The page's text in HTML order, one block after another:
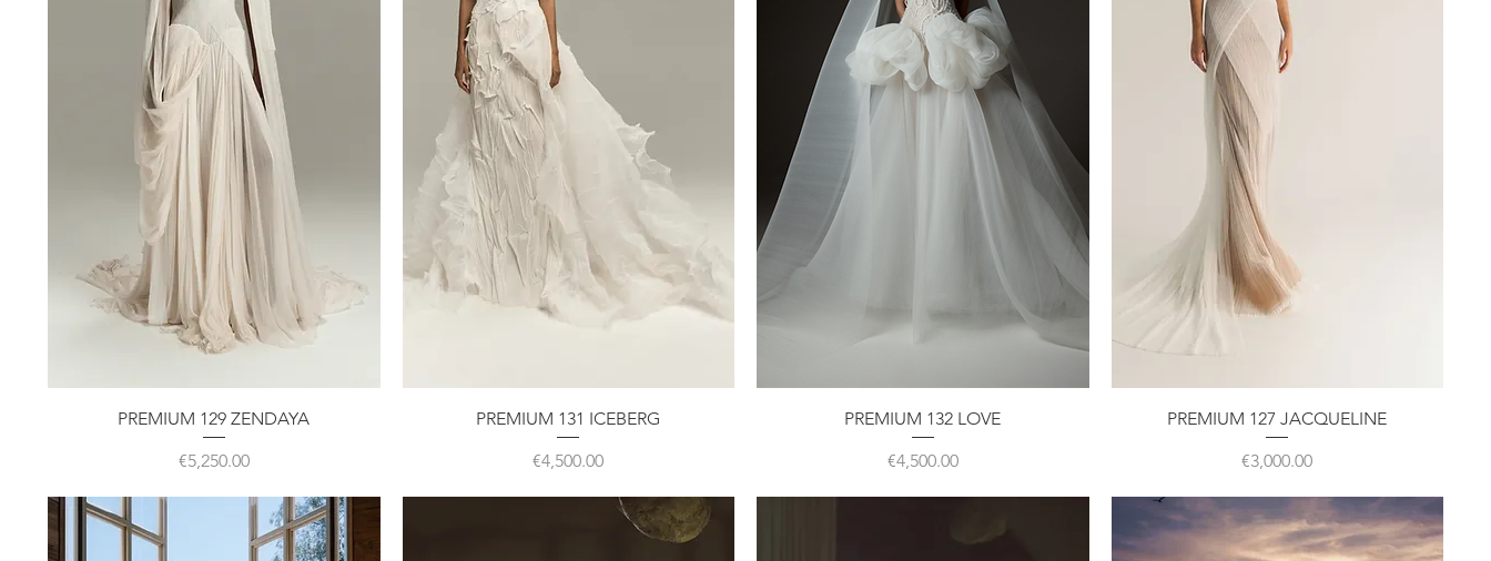
クイックビュー
PREMIUM 129 ZENDAYA
価格
€5,250.00
クイックビュー
PREMIUM 131 ICEBERG
価格
€4,500.00
クイックビュー
PREMIUM 132 LOVE
価格
€4,500.00
クイックビュー
PREMIUM 127 JACQUELINE
価格
€3,000.00